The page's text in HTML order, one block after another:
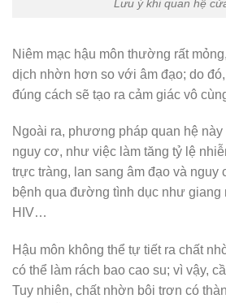
Lưu ý khi quan hệ
Niêm mạc hậu môn thường rất
dịch nhờn hơn so với âm đạo; do
đúng cách sẽ tạo ra cảm giác vô
Ngoài ra, phương pháp quan hệ này
nguy cơ, như việc làm tăng tỷ lệ
trực tràng, lan sang âm đạo và nguy
bệnh qua đường tình dục như giang
HIV…
Hậu môn không thể tự tiết ra chất
có thể làm rách bao cao su; vì vậy,
Tuy nhiên, chất nhờn bôi trơn có